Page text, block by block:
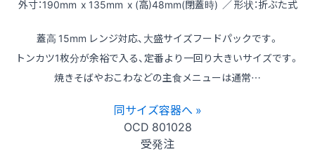
外寸：190mm x 135mm x (高)48mm(閉蓋時) ／ 形状：折ぶた式
蓋高 15mm レンジ対応、大盛サイズフードパックです。
トンカツ1枚分が余裕で入る、定番より一回り大きいサイズです。
焼きそばやおこわなどの主食メニューは通常…
同サイズ容器へ »
OCD 801028
受発注